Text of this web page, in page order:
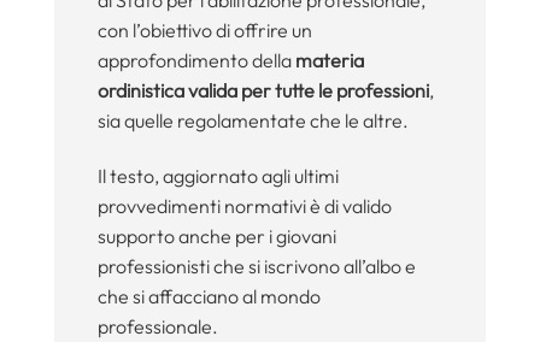
con l’obiettivo di offrire un
approfondimento della materia
ordinisticavalida per tutte le professioni,
sia quelle regolamentate che le altre.
Il testo, aggiornato agli ultimi
provvedimenti normativi è di valido
supporto anche per i giovani
professionisti che si iscrivono all’albo e
che si affacciano al mondo
professionale.